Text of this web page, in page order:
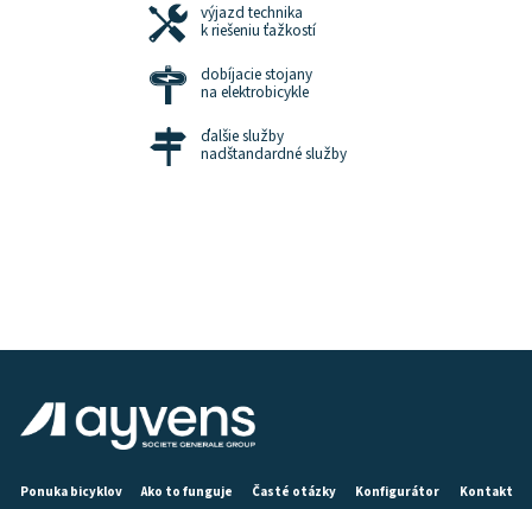
výjazd technika
k riešeniu ťažkostí
dobíjacie stojany
na elektrobicykle
ďalšie služby
nadštandardné služby
Ponuka bicyklov Ako to funguje Časté otázky Konfigurátor Kontakt